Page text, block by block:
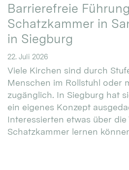
Barrierefreie
Schatzkammer in
in Siegburg
22. Juli 2026
Viele Kirchen sind durch
Menschen im Rollstuhl oder
zugänglich. In Siegburg hat
ein eigenes Konzept
Interessierten etwas über die
Schatzkammer lernen